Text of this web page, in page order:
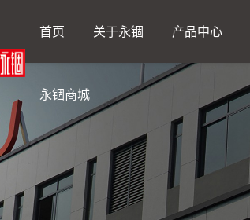
首页 关于永锢 产品中心
永锢商城